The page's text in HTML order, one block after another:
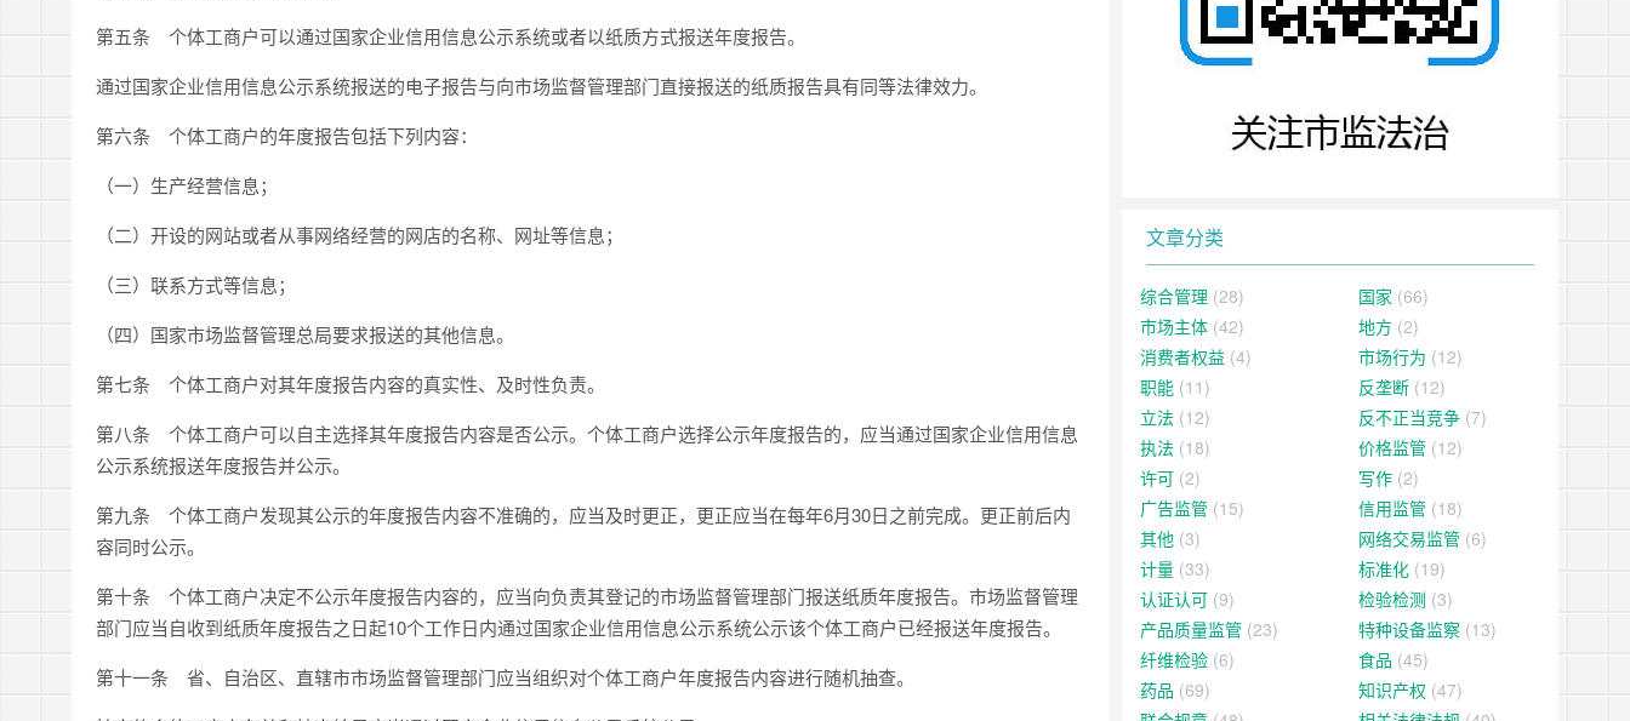
第五条 个体工商户可以通过国家企业信用信息公示系统或者以纸质方式报送年度报告。
通过国家企业信用信息公示系统报送的电子报告与向市场监督管理部门直接报送的纸质报告具有同等法律效力。
第六条 个体工商户的年度报告包括下列内容：
（一）生产经营信息；
（二）开设的网站或者从事网络经营的网店的名称、网址等信息；
（三）联系方式等信息；
（四）国家市场监督管理总局要求报送的其他信息。
第七条 个体工商户对其年度报告内容的真实性、及时性负责。
第八条 个体工商户可以自主选择其年度报告内容是否公示。个体工商户选择公示年度报告的，应当通过国家企业信用信息
公示系统报送年度报告并公示。
第九条 个体工商户发现其公示的年度报告内容不准确的，应当及时更正，更正应当在每年6月30日之前完成。更正前后内
容同时公示。
第十条 个体工商户决定不公示年度报告内容的，应当向负责其登记的市场监督管理部门报送纸质年度报告。市场监督管理
部门应当自收到纸质年度报告之日起10个工作日内通过国家企业信用信息公示系统公示该个体工商户已经报送年度报告。
第十一条 省、自治区、直辖市市场监督管理部门应当组织对个体工商户年度报告内容进行随机抽查。
文章分类
综合管理 (28) 国家 (66)
市场主体 (42) 地方 (2)
消费者权益 (4) 市场行为 (12)
职能 (11) 反垄断 (12)
立法 (12) 反不正当竞争 (7)
执法 (18) 价格监管 (12)
许可 (2) 写作 (2)
广告监管 (15) 信用监管 (18)
其他 (3) 网络交易监管 (6)
计量 (33) 标准化 (19)
认证认可 (9) 检验检测 (3)
产品质量监管 (23) 特种设备监察 (13)
纤维检验 (6) 食品 (45)
药品 (69) 知识产权 (47)